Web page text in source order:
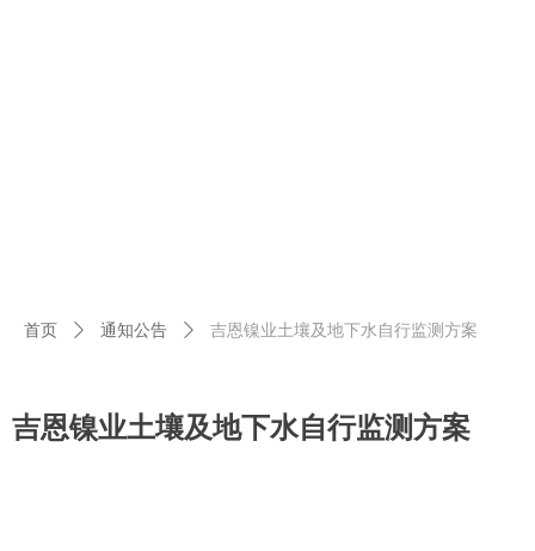
吉恩镍业土壤及地下水自行监测方案
首页 ꄲ 通知公告 ꄲ 吉恩镍业土壤及地下水自行监测方案